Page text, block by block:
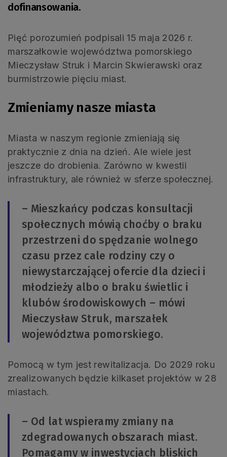
dofinansowania.
Pięć porozumień podpisali 15 maja 2026 r.
marszałkowie województwa pomorskiego
Mieczysław Struk i Marcin Skwierawski oraz
burmistrzowie pięciu miast.
Zmieniamy nasze miasta
Miasta w naszym regionie zmieniają się
praktycznie z dnia na dzień. Ale wiele jest
jeszcze do drobienia. Zarówno w kwestii
infrastruktury, ale również w sferze społecznej.
– Mieszkańcy podczas konsultacji
społecznych mówią choćby o braku
przestrzeni do spędzanie wolnego
czasu przez cale rodziny czy o
niewystarczającej ofercie dla dzieci i
młodzieży albo o braku świetlic i
klubów środowiskowych – mówi
Mieczysław Struk, marszałek
województwa pomorskiego.
Pomocą w tym jest rewitalizacja. Do 2029 roku
zrealizowanych będzie kilkaset projektów w 28
miastach.
– Od lat wspieramy zmiany na
zdegradowanych obszarach miast.
Pomagamy w inwestycjach bliskich